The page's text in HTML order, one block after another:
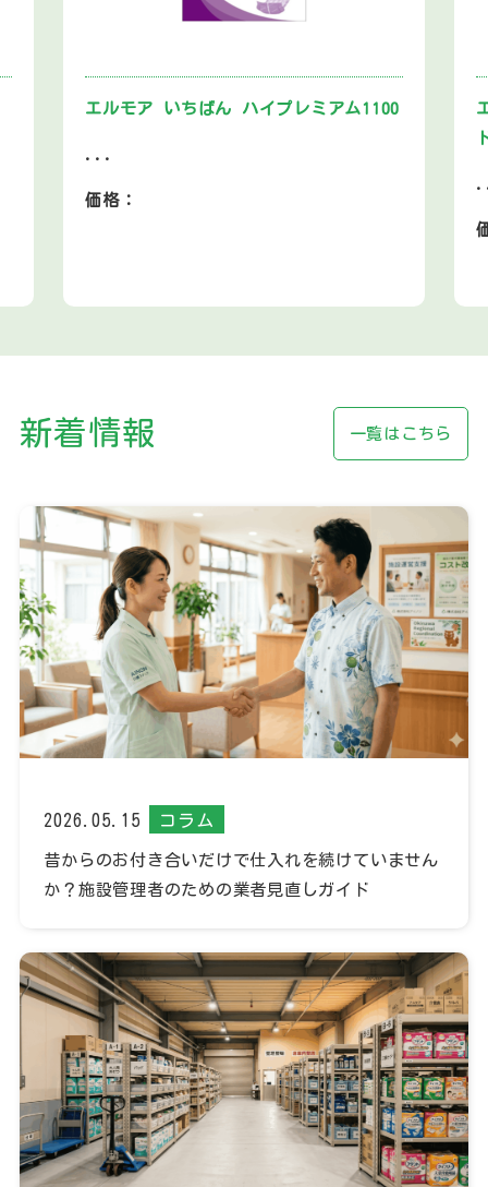
エルモア いちばん ハイプレミアム1100
...
価格：
新着情報 一覧はこちら
2026.05.15 コラム
昔からのお付き合いだけで仕入れを続けていません
か？施設管理者のための業者見直しガイド